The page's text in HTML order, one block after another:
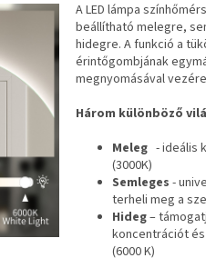
A LED lámpa
beállítható melegre,
hidegre. A funkció a
érintőgombjának
megnyomásával
Három különböző
Meleg - ideális
(3000K)
Semleges -
terheli meg a
Hideg–
koncentrációt
(6000 K)